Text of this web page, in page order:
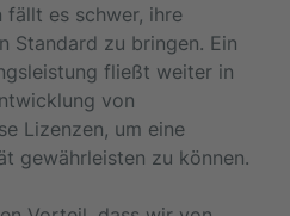
fällt es schwer, ihre
Standard zu bringen. Ein
fließt weiter in
von
Lizenzen, um eine
gewährleisten zu können.